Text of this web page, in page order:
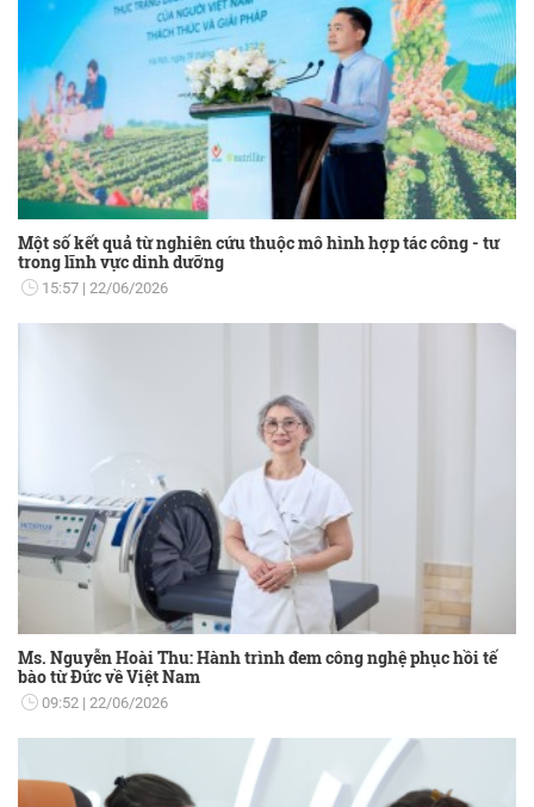
Một số kết quả từ nghiên cứu thuộc mô hình hợp tác công - tư
trong lĩnh vực dinh dưỡng
15:57 22/06/2026
Ms. Nguyễn Hoài Thu: Hành trình đem công nghệ phục hồi tế
bào từ Đức về Việt Nam
09:52 22/06/2026